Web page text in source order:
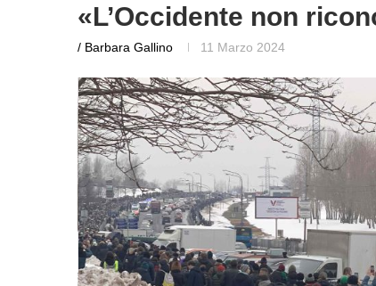
«L’Occidente non
/ Barbara Gallino 11 Marzo 2024